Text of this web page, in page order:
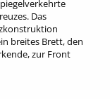
Das
breites Brett, den
zur Front